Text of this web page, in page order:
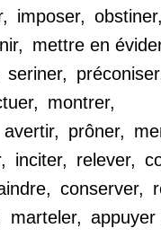
, imposer, obstiner,
, mettre en
seriner, préconiser
, montrer,
avertir, prôner,
, inciter, relever,
, conserver,
marteler, appuyer